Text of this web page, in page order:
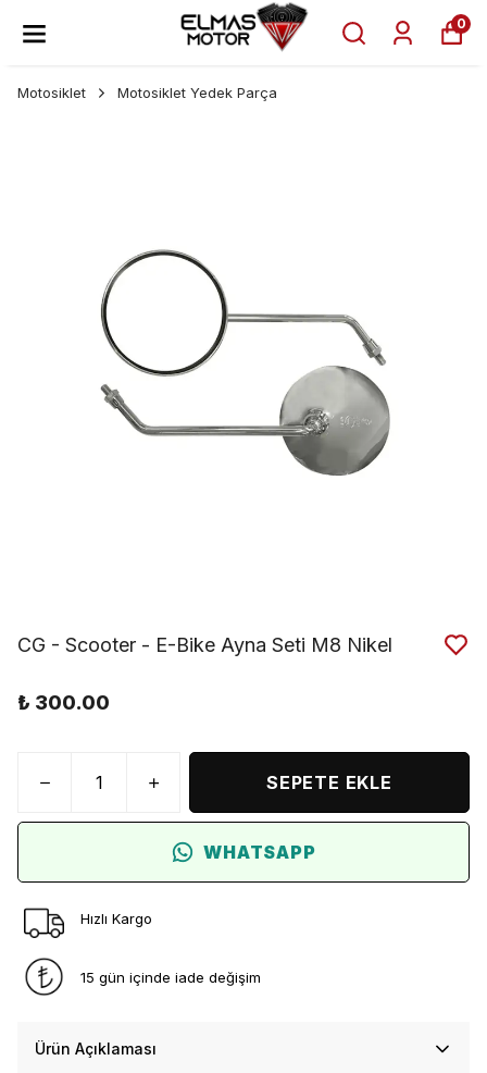
0
Motosiklet Motosiklet Yedek Parça
CG - Scooter - E-Bike Ayna Seti M8 Nikel
₺ 300.00
SEPETE EKLE
WHATSAPP
Hızlı Kargo
15 gün içinde iade değişim
Ürün Açıklaması